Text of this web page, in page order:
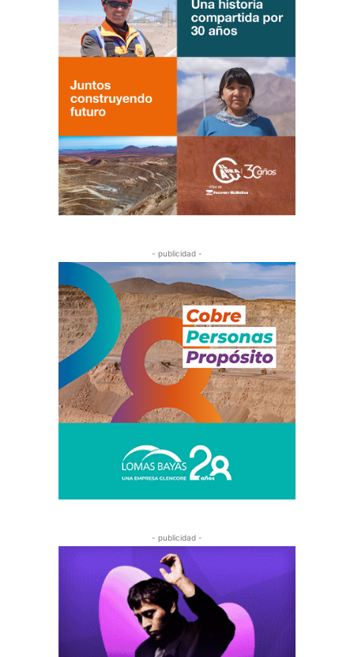
- publicidad -
- publicidad -